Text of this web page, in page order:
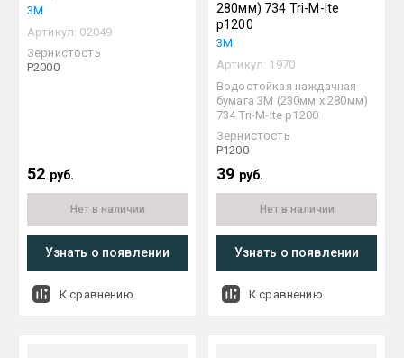
3М
Артикул: 02049
Зернистость
P2000
52 руб.
Нет в наличии
Узнать о появлении
К сравнению
280мм) 734 Tri-M-Ite
р1200
3М
Артикул: 1970
Водостойкая наждачная
бумага 3М (230мм х 280мм)
734 Tri-M-Ite р1200
Зернистость
P1200
39 руб.
Нет в наличии
Узнать о появлении
К сравнению